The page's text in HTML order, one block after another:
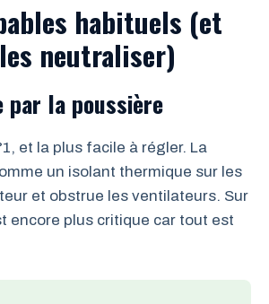
habituels (et
neutraliser)
par la poussière
et la plus facile à régler. La
un isolant thermique sur les
et obstrue les ventilateurs. Sur
encore plus critique car tout est